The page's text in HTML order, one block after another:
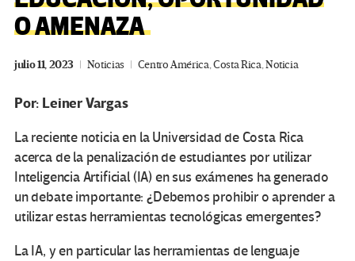
O AMENAZA
julio 11, 2023 Noticias Centro América,Costa Rica,Noticia
Por: Leiner Vargas
La reciente noticia en la Universidad de Costa Rica
acerca de la penalización de estudiantes por utilizar
Inteligencia Artificial (IA) en sus exámenes ha generado
un debate importante: ¿Debemos prohibir o aprender a
utilizar estas herramientas tecnológicas emergentes?
La IA, y en particular las herramientas de lenguaje